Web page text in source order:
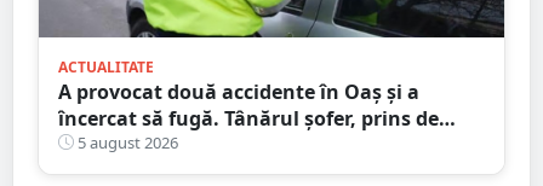
ACTUALITATE
A provocat două accidente în Oaș și a
încercat să fugă. Tânărul șofer, prins de
polițiștii sătmăreni. Încălcări grave ale
Codului Rutier
5 august 2026